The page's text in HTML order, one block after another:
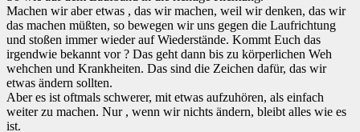
Machen wir aber etwas , das wir machen, weil wir denken, das wir
das machen müßten, so bewegen wir uns gegen die Laufrichtung
und stoßen immer wieder auf Wiederstände. Kommt Euch das
irgendwie bekannt vor ? Das geht dann bis zu körperlichen Weh
wehchen und Krankheiten. Das sind die Zeichen dafür, das wir
etwas ändern sollten.
Aber es ist oftmals schwerer, mit etwas aufzuhören, als einfach
weiter zu machen. Nur , wenn wir nichts ändern, bleibt alles wie es
ist.